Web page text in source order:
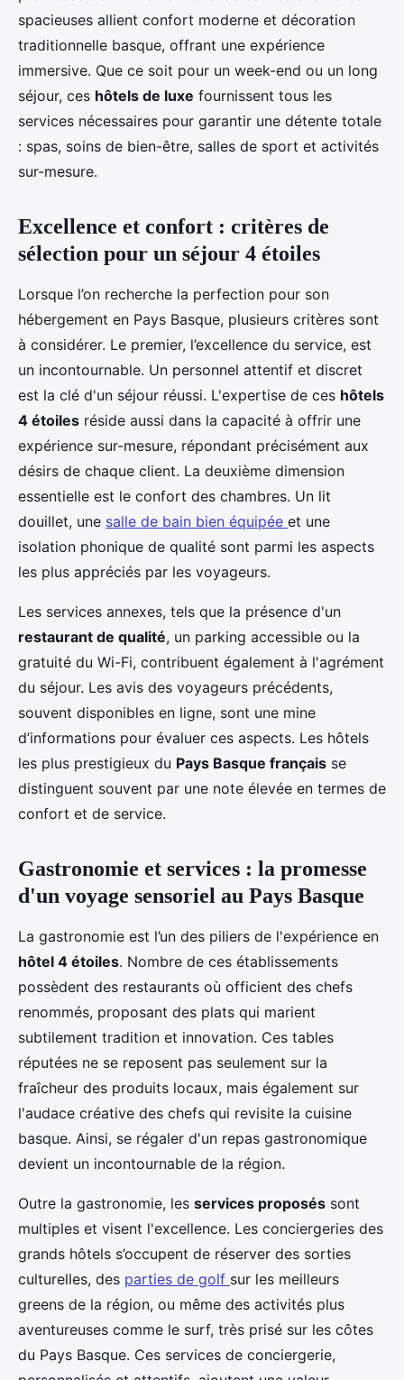
spacieuses allient confort moderne et décoration
traditionnelle basque, offrant une expérience
immersive. Que ce soit pour un week-end ou un long
séjour, ces hôtels de luxe fournissent tous les
services nécessaires pour garantir une détente totale
: spas, soins de bien-être, salles de sport et activités
sur-mesure.
Excellence et confort : critères de
sélection pour un séjour 4 étoiles
Lorsque l’on recherche la perfection pour son
hébergement en Pays Basque, plusieurs critères sont
à considérer. Le premier, l’excellence du service, est
un incontournable. Un personnel attentif et discret
est la clé d'un séjour réussi. L'expertise de ces hôtels
4 étoiles réside aussi dans la capacité à offrir une
expérience sur-mesure, répondant précisément aux
désirs de chaque client. La deuxième dimension
essentielle est le confort des chambres. Un lit
douillet, une salle de bain bien équipée et une
isolation phonique de qualité sont parmi les aspects
les plus appréciés par les voyageurs.
Les services annexes, tels que la présence d'un
restaurant de qualité, un parking accessible ou la
gratuité du Wi-Fi, contribuent également à l'agrément
du séjour. Les avis des voyageurs précédents,
souvent disponibles en ligne, sont une mine
d’informations pour évaluer ces aspects. Les hôtels
les plus prestigieux du Pays Basque français se
distinguent souvent par une note élevée en termes de
confort et de service.
Gastronomie et services : la promesse
d'un voyage sensoriel au Pays Basque
La gastronomie est l’un des piliers de l'expérience en
hôtel 4 étoiles. Nombre de ces établissements
possèdent des restaurants où officient des chefs
renommés, proposant des plats qui marient
subtilement tradition et innovation. Ces tables
réputées ne se reposent pas seulement sur la
fraîcheur des produits locaux, mais également sur
l'audace créative des chefs qui revisite la cuisine
basque. Ainsi, se régaler d'un repas gastronomique
devient un incontournable de la région.
Outre la gastronomie, les services proposés sont
multiples et visent l'excellence. Les conciergeries des
grands hôtels s’occupent de réserver des sorties
culturelles, des parties de golf sur les meilleurs
greens de la région, ou même des activités plus
aventureuses comme le surf, très prisé sur les côtes
du Pays Basque. Ces services de conciergerie,